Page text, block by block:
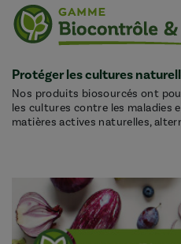
Protéger les cultures
Nos produits biosourcés ont
les cultures contre les maladies
matières actives naturelles,